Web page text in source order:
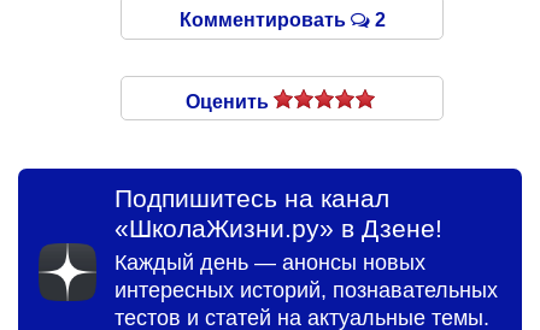
Комментировать 2
Оценить
Подпишитесь на канал
«ШколаЖизни.ру» в Дзене!
Каждый день — анонсы новых
интересных историй, познавательных
тестов и статей на актуальные темы.